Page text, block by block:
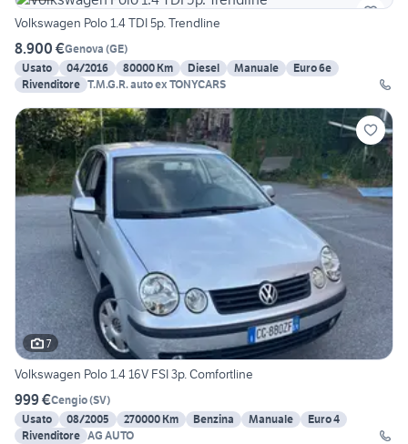
Volkswagen Polo 1.4 TDI 5p. Trendline
8.900 €Genova (GE)
Usato
04/2016 80000 Km Diesel Manuale
Euro 6e
Rivenditore T.M.G.R. auto ex TONYCARS
7
Volkswagen Polo 1.4 16V FSI 3p. Comfortline
999 €Cengio(SV)
Usato
08/2005 270000 Km Benzina Manuale
Euro 4
Rivenditore AG AUTO